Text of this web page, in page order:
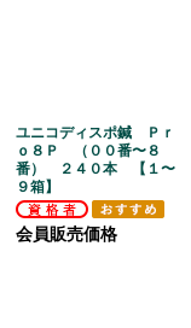
ユニコディスポ鍼 Ｐｒ
ｏ８Ｐ （００番〜８
番） ２４０本 【１〜
９箱】
会員販売価格